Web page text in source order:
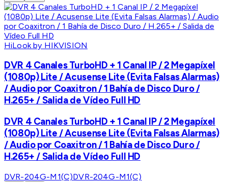
HiLook by HIKVISION
DVR 4 Canales TurboHD + 1 Canal IP / 2 Megapíxel
(1080p) Lite / Acusense Lite (Evita Falsas Alarmas)
/ Audio por Coaxitron / 1 Bahía de Disco Duro /
H.265+ / Salida de Vídeo Full HD
DVR 4 Canales TurboHD + 1 Canal IP / 2 Megapíxel
(1080p) Lite / Acusense Lite (Evita Falsas Alarmas)
/ Audio por Coaxitron / 1 Bahía de Disco Duro /
H.265+ / Salida de Vídeo Full HD
DVR-204G-M1(C)DVR-204G-M1(C)